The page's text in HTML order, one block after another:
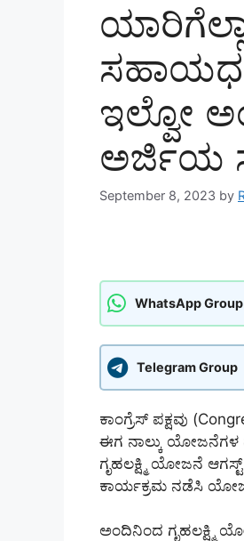
ಇಲ್ವೋ
ಅರ್ಜಿಯ
September 8, 2023 by
WhatsApp Group
Telegram Group
ಕಾಂಗ್ರೆಸ್ ಪಕ್ಷವು
ಈಗ ನಾಲ್ಕು ಯೋಜನೆಗಳ
ಗೃಹಲಕ್ಷ್ಮಿ ಯೋಜನೆ
ಕಾರ್ಯಕ್ರಮ ನಡೆಸಿ
ಅಂದಿನಿಂದ ಗೃಹಲಕ್ಷ್ಮಿ